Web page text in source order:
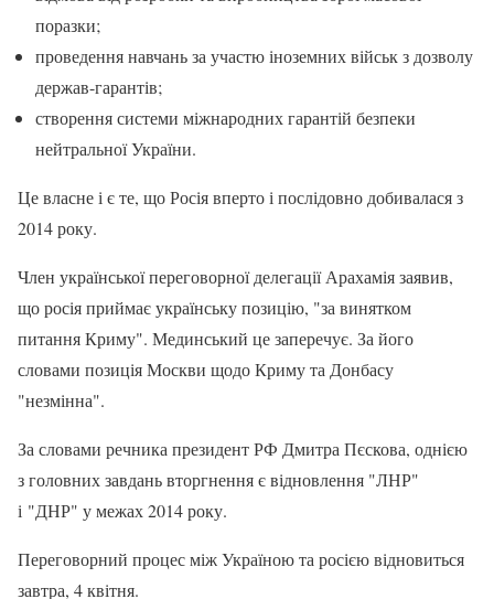
поразки;
проведення навчань за участю іноземних військ з дозволу
держав-гарантів;
створення системи міжнародних гарантій безпеки
нейтральної України.
Це власне і є те, що Росія вперто і послідовно добивалася з
2014 року.
Член української переговорної делегації Арахамія заявив,
що росія приймає українську позицію, "за винятком
питання Криму". Мединський це заперечує. За його
словами позиція Москви щодо Криму та Донбасу
"незмінна".
За словами речника президент РФ Дмитра Пєскова, однією
з головних завдань вторгнення є відновлення "ЛНР"
і "ДНР" у межах 2014 року.
Переговорний процес між Україною та росією відновиться
завтра, 4 квітня.